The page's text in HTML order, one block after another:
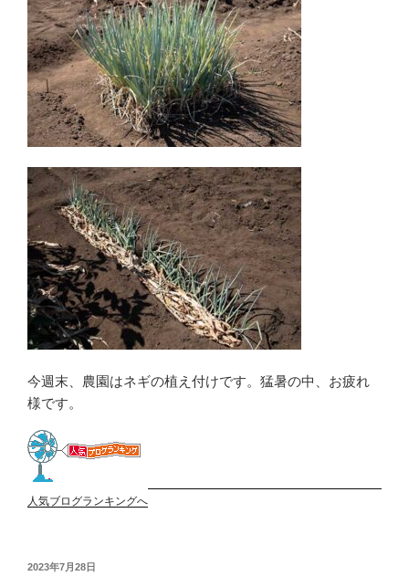
今週末、農園はネギの植え付けです。猛暑の中、お疲れ
様です。
人気ブログランキングへ
投
2023年7月28日